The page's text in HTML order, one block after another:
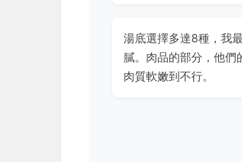
湯底選擇多達8種，我
膩。肉品的部分，他們
肉質軟嫩到不行。